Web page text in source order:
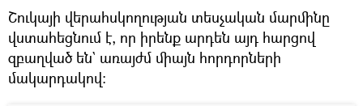
Շուկայի վերահսկողության տեսչական մարմինը
վստահեցնում է, որ իրենք արդեն այդ հարցով
զբաղված են` առայժմ միայն հորդորների
մակարդակով։